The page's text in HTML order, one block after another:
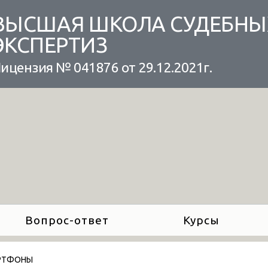
ШКОЛА
№ 041876 от 29.12.2021г.
Вопрос-ответ Курсы